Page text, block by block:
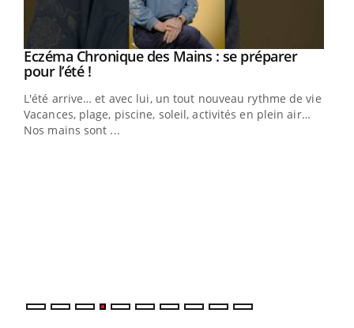
Youtube
Eczéma Chronique des Mains : se préparer
pour l’été !Youtube
L'été arrive… et avec lui, un tout nouveau rythme de vie !
Vacances, plage, piscine, soleil, activités en plein air…
Nos mains sont ...